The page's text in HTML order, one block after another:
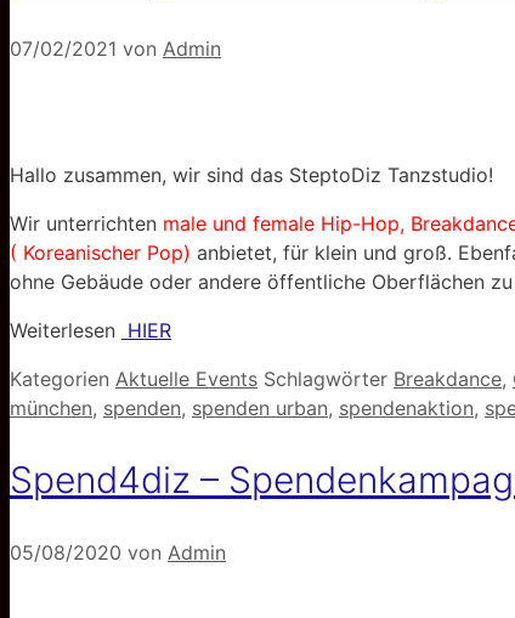
07/02/2021 von Admin
Hallo zusammen, wir sind das SteptoDiz Tanzstudio!
Wir unterrichten male und female Hip-Hop,
( Koreanischer Pop) anbietet, für klein und groß.
ohne Gebäude oder andere öffentliche Oberflächen
Weiterlesen HIER
Kategorien Aktuelle Events Schlagwörter Breakdance,
münchen, spenden, spenden urban, spendenaktion,
Spend4diz –
05/08/2020 von Admin